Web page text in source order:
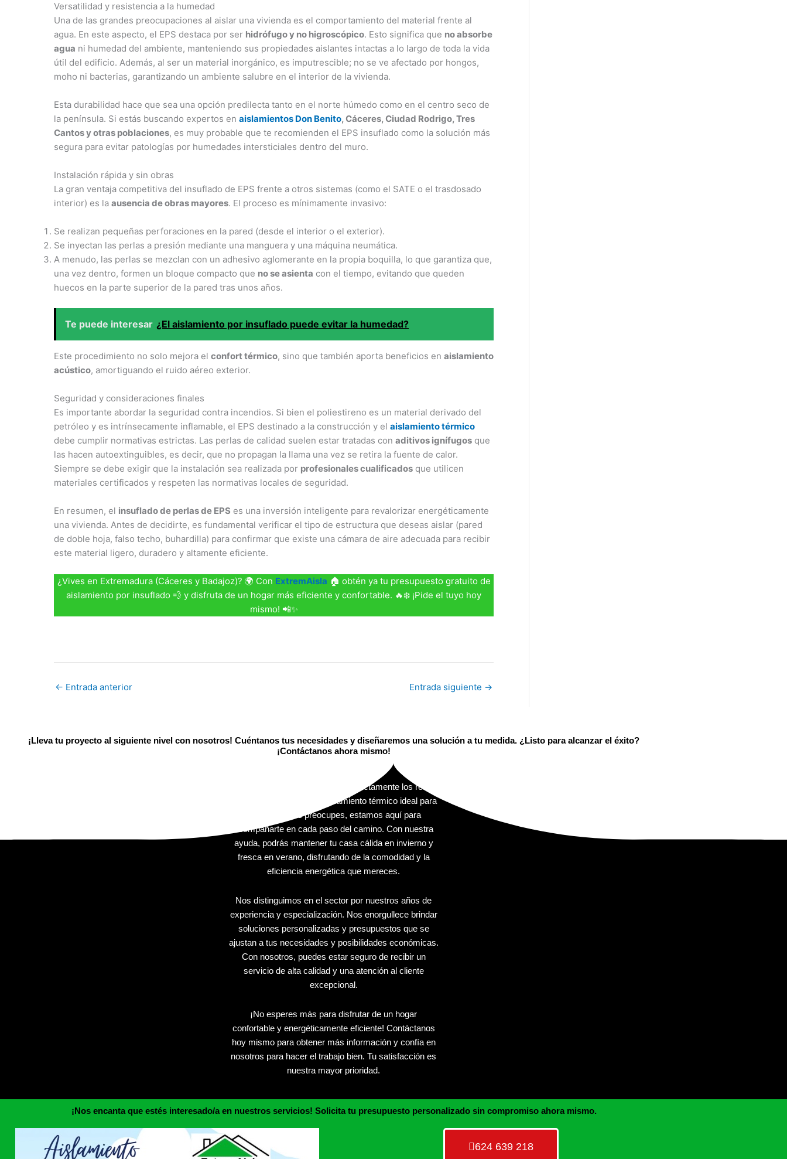
Versatilidad y resistencia a la humedad
Una de las grandes preocupaciones al aislar una vivienda es el comportamiento del material frente al
agua. En este aspecto, el EPS destaca por ser hidrófugo y no higroscópico. Esto significa que no absorbe
agua ni humedad del ambiente, manteniendo sus propiedades aislantes intactas a lo largo de toda la vida
útil del edificio. Además, al ser un material inorgánico, es imputrescible; no se ve afectado por hongos,
moho ni bacterias, garantizando un ambiente salubre en el interior de la vivienda.
Esta durabilidad hace que sea una opción predilecta tanto en el norte húmedo como en el centro seco de
la península. Si estás buscando expertos en aislamientos Don Benito, Cáceres, Ciudad Rodrigo, Tres
Cantos y otras poblaciones, es muy probable que te recomienden el EPS insuflado como la solución más
segura para evitar patologías por humedades intersticiales dentro del muro.
Instalación rápida y sin obras
La gran ventaja competitiva del insuflado de EPS frente a otros sistemas (como el SATE o el trasdosado
interior) es la ausencia de obras mayores. El proceso es mínimamente invasivo:
Se realizan pequeñas perforaciones en la pared (desde el interior o el exterior).
Se inyectan las perlas a presión mediante una manguera y una máquina neumática.
A menudo, las perlas se mezclan con un adhesivo aglomerante en la propia boquilla, lo que garantiza que,
una vez dentro, formen un bloque compacto que no se asienta con el tiempo, evitando que queden
huecos en la parte superior de la pared tras unos años.
Te puede interesar ¿El aislamiento por insuflado puede evitar la humedad?
Este procedimiento no solo mejora el confort térmico, sino que también aporta beneficios en aislamiento
acústico, amortiguando el ruido aéreo exterior.
Seguridad y consideraciones finales
Es importante abordar la seguridad contra incendios. Si bien el poliestireno es un material derivado del
petróleo y es intrínsecamente inflamable, el EPS destinado a la construcción y el aislamiento térmico
debe cumplir normativas estrictas. Las perlas de calidad suelen estar tratadas con aditivos ignífugos que
las hacen autoextinguibles, es decir, que no propagan la llama una vez se retira la fuente de calor.
Siempre se debe exigir que la instalación sea realizada por profesionales cualificados que utilicen
materiales certificados y respeten las normativas locales de seguridad.
En resumen, el insuflado de perlas de EPS es una inversión inteligente para revalorizar energéticamente
una vivienda. Antes de decidirte, es fundamental verificar el tipo de estructura que deseas aislar (pared
de doble hoja, falso techo, buhardilla) para confirmar que existe una cámara de aire adecuada para recibir
este material ligero, duradero y altamente eficiente.
¿Vives en Extremadura (Cáceres y Badajoz)? 🌍 Con ExtremAisla 🏠 obtén ya tu presupuesto gratuito de
aislamiento por insuflado 💨 y disfruta de un hogar más eficiente y confortable. 🔥❄️ ¡Pide el tuyo hoy
mismo! 📲✨
← Entrada anterior Entrada siguiente →
¡Lleva tu proyecto al siguiente nivel con nosotros! Cuéntanos tus necesidades y diseñaremos una solución a tu medida. ¿Listo para alcanzar el éxito?
¡Contáctanos ahora mismo!
En ExtremAisla entendemos perfectamente los retos
que implica encontrar el aislamiento térmico ideal para
tu hogar. No te preocupes, estamos aquí para
acompañarte en cada paso del camino. Con nuestra
ayuda, podrás mantener tu casa cálida en invierno y
fresca en verano, disfrutando de la comodidad y la
eficiencia energética que mereces.
Nos distinguimos en el sector por nuestros años de
experiencia y especialización. Nos enorgullece brindar
soluciones personalizadas y presupuestos que se
ajustan a tus necesidades y posibilidades económicas.
Con nosotros, puedes estar seguro de recibir un
servicio de alta calidad y una atención al cliente
excepcional.
¡No esperes más para disfrutar de un hogar
confortable y energéticamente eficiente! Contáctanos
hoy mismo para obtener más información y confía en
nosotros para hacer el trabajo bien. Tu satisfacción es
nuestra mayor prioridad.
¡Nos encanta que estés interesado/a en nuestros servicios! Solicita tu presupuesto personalizado sin compromiso ahora mismo.
624 639 218